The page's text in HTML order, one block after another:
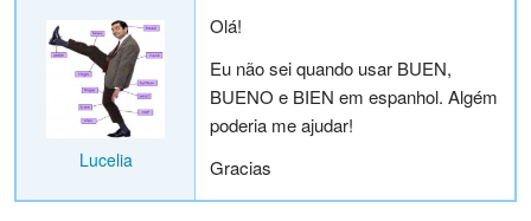
Lucelia
Olá!
Eu não sei quando usar BUEN,
BUENO e BIEN em espanhol. Algém
poderia me ajudar!
Gracias